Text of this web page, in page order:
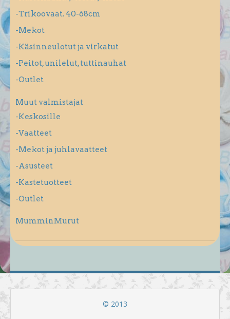
-Trikoovaat. 40-68cm
-Mekot
-Käsinneulotut ja virkatut
-Peitot, unilelut, tuttinauhat
-Outlet
Muut valmistajat
-Keskosille
-Vaatteet
-Mekot ja juhlavaatteet
-Asusteet
-Kastetuotteet
-Outlet
MumminMurut
© 2013